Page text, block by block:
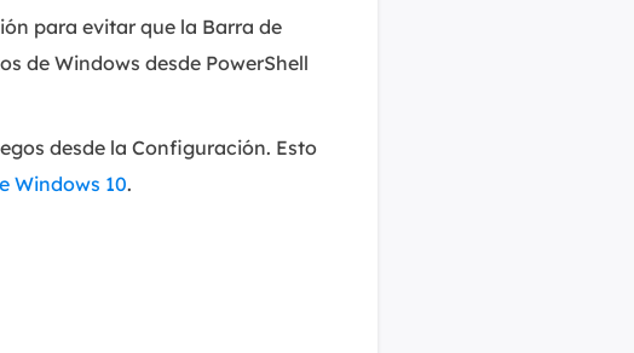
para evitar que la Barra de
de Windows desde PowerShell
desde la Configuración. Esto
Windows 10.